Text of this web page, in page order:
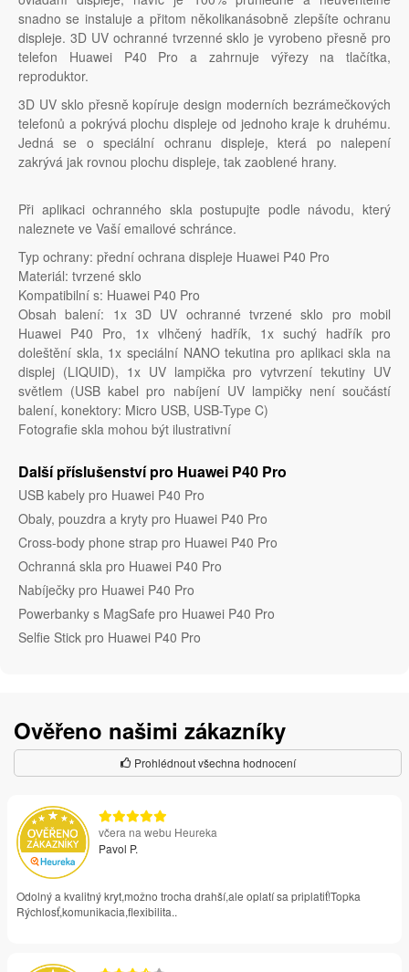
snadno se instaluje a přitom několikanásobně zlepšíte ochranu
displeje. 3D UV ochranné tvrzenné sklo je vyrobeno přesně pro
telefon Huawei P40 Pro a zahrnuje výřezy na tlačítka,
reproduktor.
3D UV sklo přesně kopíruje design moderních bezrámečkových
telefonů a pokrývá plochu displeje od jednoho kraje k druhému.
Jedná se o speciální ochranu displeje, která po nalepení
zakrývá jak rovnou plochu displeje, tak zaoblené hrany.
Při aplikaci ochranného skla postupujte podle návodu, který
naleznete ve Vaší emailové schránce.
Typ ochrany: přední ochrana displeje Huawei P40 Pro
Materiál: tvrzené sklo
Kompatibilní s: Huawei P40 Pro
Obsah balení: 1x 3D UV ochranné tvrzené sklo pro mobil
Huawei P40 Pro, 1x vlhčený hadřík, 1x suchý hadřík pro
doleštění skla, 1x speciální NANO tekutina pro aplikaci skla na
displej (LIQUID), 1x UV lampička pro vytvrzení tekutiny UV
světlem (USB kabel pro nabíjení UV lampičky není součástí
balení, konektory: Micro USB, USB-Type C)
Fotografie skla mohou být ilustrativní
Další příslušenství pro Huawei P40 Pro
USB kabely pro Huawei P40 Pro
Obaly, pouzdra a kryty pro Huawei P40 Pro
Cross-body phone strap pro Huawei P40 Pro
Ochranná skla pro Huawei P40 Pro
Nabíječky pro Huawei P40 Pro
Powerbanky s MagSafe pro Huawei P40 Pro
Selfie Stick pro Huawei P40 Pro
Ověřeno našimi zákazníky
Prohlédnout všechna hodnocení
včera na webu Heureka
Pavol P.
Odolný a kvalitný kryt,možno trocha drahší,ale oplatí sa priplatiť!Topka
Rýchlosť,komunikacia,flexibilita..